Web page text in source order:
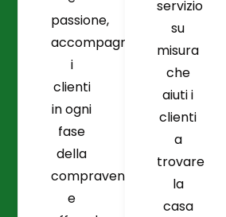
passione,
accompagnando
i
clienti
in ogni
fase
della
compravendita
e
servizio
su
misura
che
aiuti i
clienti
a
trovare
la
casa